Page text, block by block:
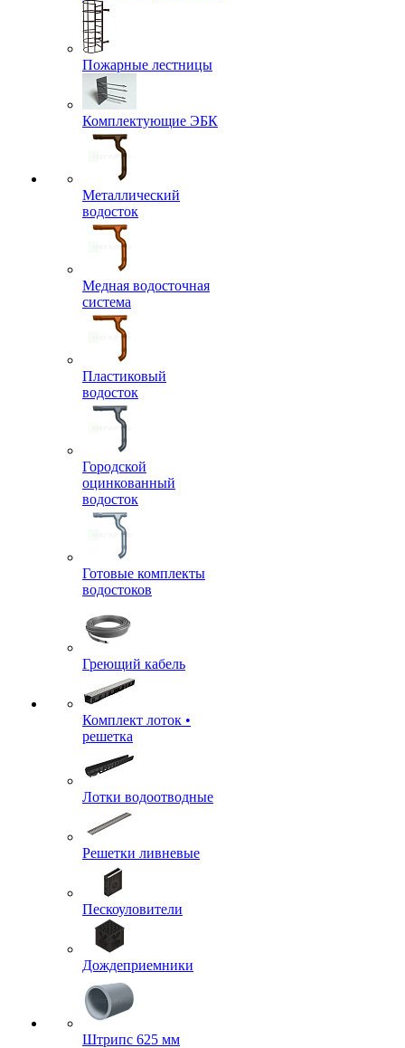
Пожарные лестницы
Комплектующие ЭБК
Металлический
водосток
Медная водосточная
система
Пластиковый
водосток
Городской
оцинкованный
водосток
Готовые комплекты
водостоков
Греющий кабель
Комплект лоток •
решетка
Лотки водоотводные
Решетки ливневые
Пескоуловители
Дождеприемники
Штрипс 625 мм